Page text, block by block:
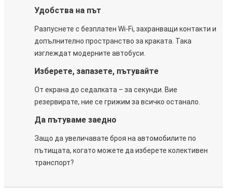
Удобства на път
Разпуснете с безплатен Wi-Fi, захранващи контакти и
допълнително пространство за краката. Така
изглеждат модерните автобуси.
Изберете, запазете, пътувайте
От екрана до седалката – за секунди. Вие
резервирате, ние се грижим за всичко останало.
Да пътуваме заедно
Защо да увеличавате броя на автомобилите по
пътищата, когато можете да изберете колективен
транспорт?